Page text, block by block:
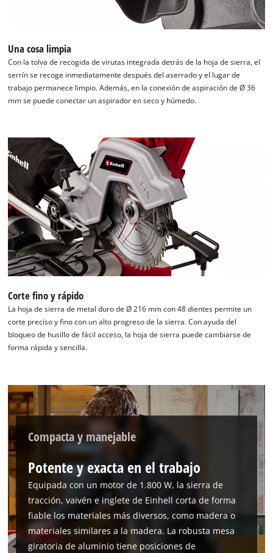
¡Necesitamos su consentimiento para
cargar el servicio Google Maps!
This content is not permitted to load due
to trackers that are not disclosed to the
visitor. The website owner needs to setup
the site with their CMP to add this content
to the list of technologies used.
Una cosa limpia
Con la tolva de recogida de virutas integrada detrás de la hoja de sierra, el
serrín se recoge inmediatamente después del aserrado y el lugar de
trabajo permanece limpio. Además, en la conexión de aspiración de Ø 36
mm se puede conectar un aspirador en seco y húmedo.
Corte fino y rápido
La hoja de sierra de metal duro de Ø 216 mm con 48 dientes permite un
corte preciso y fino con un alto progreso de la sierra. Con ayuda del
bloqueo de husillo de fácil acceso, la hoja de sierra puede cambiarse de
forma rápida y sencilla.
Compacta y manejable
Potente y exacta en el trabajo
Equipada con un motor de 1.800 W, la sierra de
tracción, vaivén e inglete de Einhell corta de forma
fiable los materiales más diversos, como madera o
materiales similares a la madera. La robusta mesa
giratoria de aluminio tiene posiciones de